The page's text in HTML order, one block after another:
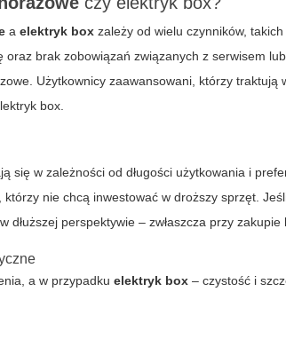
aelektryk box zależy od wielu czynników,
brak zobowiązań związanych z serwisem
. Użytkownicy zaawansowani, którzy
box
się w zależności od długości użytkowania i
nie chcą inwestować w droższy sprzęt.
dłuższej perspektywie – zwłaszcza przy
a w przypadkuelektryk box – czystość i